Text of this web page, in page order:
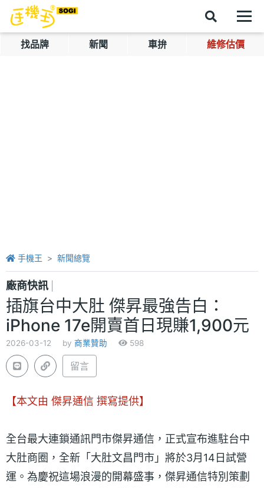
找品牌 新聞 車拚 維修估價
手機王 新聞總覽
廠商快訊
插旗台中大肚 傑昇最強告白：
iPhone 17e開賣首日現賺1,900元
2026-03-12 by 商業贊助 598
留言
【本文由 傑昇通信 撰寫提供】
全台最大連鎖通訊門市傑昇通信，正式宣布進駐台中
大肚商圈，全新「大肚文昌門市」將於3月14日試營
運。為慶祝這場浪漫的開幕盛事，傑昇通信特別策劃